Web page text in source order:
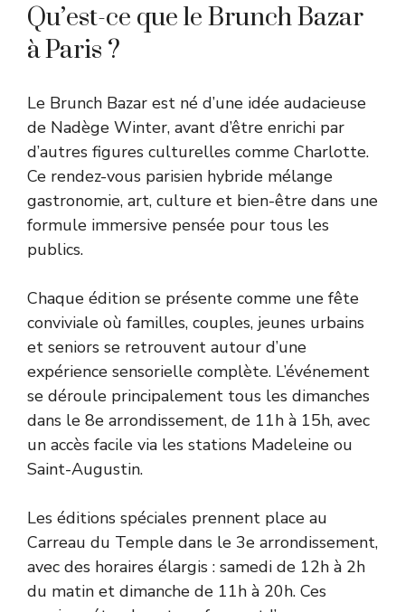
Qu’est-ce que le Brunch Bazar
à Paris ?
Le Brunch Bazar est né d’une idée audacieuse
de Nadège Winter, avant d’être enrichi par
d’autres figures culturelles comme Charlotte.
Ce rendez-vous parisien hybride mélange
gastronomie, art, culture et bien-être dans une
formule immersive pensée pour tous les
publics.
Chaque édition se présente comme une fête
conviviale où familles, couples, jeunes urbains
et seniors se retrouvent autour d’une
expérience sensorielle complète. L’événement
se déroule principalement tous les dimanches
dans le 8e arrondissement, de 11h à 15h, avec
un accès facile via les stations Madeleine ou
Saint-Augustin.
Les éditions spéciales prennent place au
Carreau du Temple dans le 3e arrondissement,
avec des horaires élargis : samedi de 12h à 2h
du matin et dimanche de 11h à 20h. Ces